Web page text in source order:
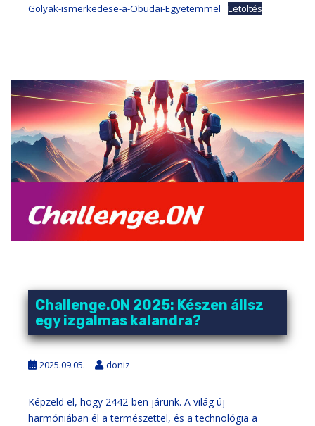
Golyak-ismerkedese-a-Obudai-Egyetemmel Letöltés
Challenge.ON 2025: Készen állsz
egy izgalmas kalandra?
2025.09.05. doniz
Képzeld el, hogy 2442-ben járunk. A világ új
harmóniában él a természettel, és a technológia a